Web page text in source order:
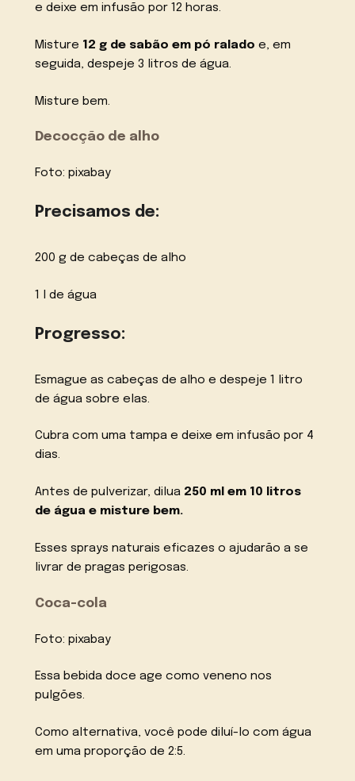
e deixe em infusão por 12 horas.
Misture 12 g de sabão em pó ralado e, em
seguida, despeje 3 litros de água.
Misture bem.
Decocção de alho
Foto: pixabay
Precisamos de:
200 g de cabeças de alho
1 l de água
Progresso:
Esmague as cabeças de alho e despeje 1 litro
de água sobre elas.
Cubra com uma tampa e deixe em infusão por 4
dias.
Antes de pulverizar, dilua 250 ml em 10 litros
de água e misture bem.
Esses sprays naturais eficazes o ajudarão a se
livrar de pragas perigosas.
Coca-cola
Foto: pixabay
Essa bebida doce age como veneno nos
pulgões.
Como alternativa, você pode diluí-lo com água
em uma proporção de 2:5.